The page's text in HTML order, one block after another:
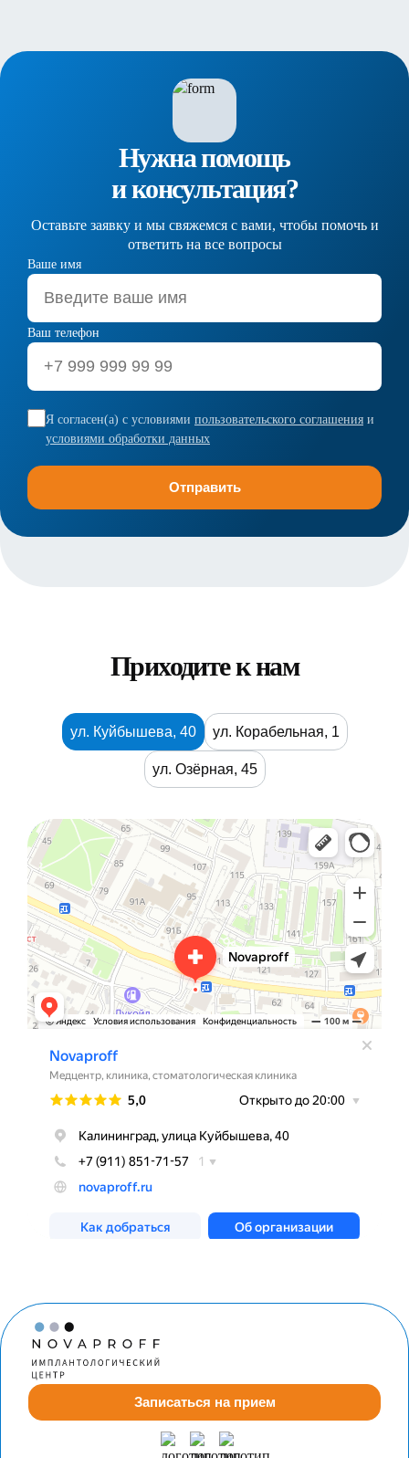
Нужна помощь
и консультация?
Оставьте заявку и мы свяжемся с вами, чтобы помочь и
ответить на все вопросы
Ваше имя
Ваш телефон
Я согласен(а) с условиями пользовательского соглашения и
условиями обработки данных
Приходите к нам
ул. Куйбышева, 40 ул. Корабельная, 1
ул. Озёрная, 45
Записаться на прием